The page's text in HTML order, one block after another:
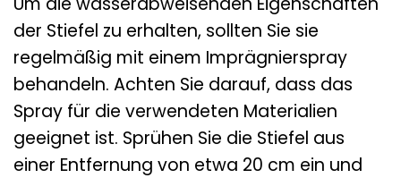
der Stiefel zu erhalten, sollten Sie sie
regelmäßig mit einem Imprägnierspray
behandeln. Achten Sie darauf, dass das
Spray für die verwendeten Materialien
geeignet ist. Sprühen Sie die Stiefel aus
einer Entfernung von etwa 20 cm ein und